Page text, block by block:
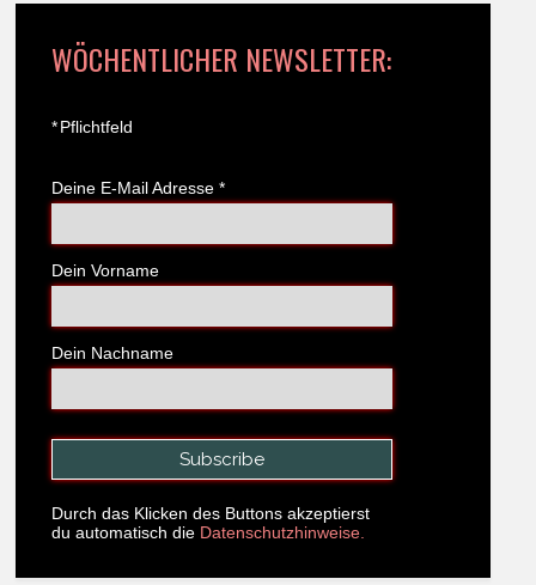
WÖCHENTLICHER NEWSLETTER:
*Pflichtfeld
Deine E-Mail Adresse *
Dein Vorname
Dein Nachname
Durch das Klicken des Buttons akzeptierst
du automatisch die Datenschutzhinweise.